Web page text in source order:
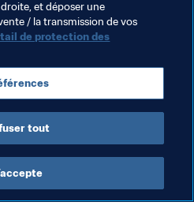
Papua New Guinea
Zealand Australia
et déposer une
/ la transmission de vos
de protection des
tout